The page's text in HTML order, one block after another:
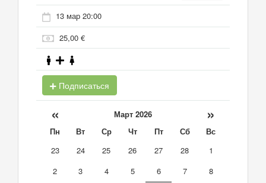
13 мар 20:00
25,00 €
Подписаться
« Март 2026 »
Пн Вт Ср Чт Пт Сб
Вс
23
24 25 26 27 28
1
2
3 4 5 6 7
8